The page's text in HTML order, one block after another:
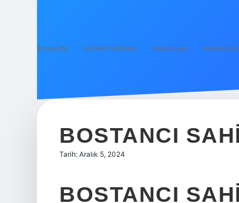
Anasayfa Gizlilik Politikası Yasal Uyarı
BOSTANCI
Tarih: Aralık 5, 2024
BOSTANCI